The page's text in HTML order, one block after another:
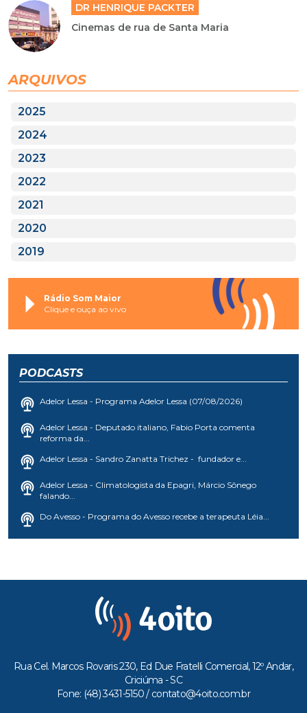
DR HENRIQUE PACKTER
Cinemas de rua de Santa Maria
ARQUIVOS
2025
2024
2023
2022
2021
2020
2019
Rádio Som Maior
Clique e ouça ao vivo
PODCASTS
Adelor Lessa - Programa Adelor Lessa (07/08/2026)
Adelor Lessa - Deputado italiano, Fabio Porta comenta
reforma da...
Adelor Lessa - Sandro Zanatta Trichez - fundador e...
Adelor Lessa - Climatologista da Epagri, Márcio Sônego
falando...
Do Avesso - Programa do Avesso recebe a terapeuta Léia...
Rua Cel. Marcos Rovaris 230, Ed Due Fratelli Comercial, 12º Andar,
Criciúma - SC
Fone: (48) 3431-5150 / contato@4oito.com.br